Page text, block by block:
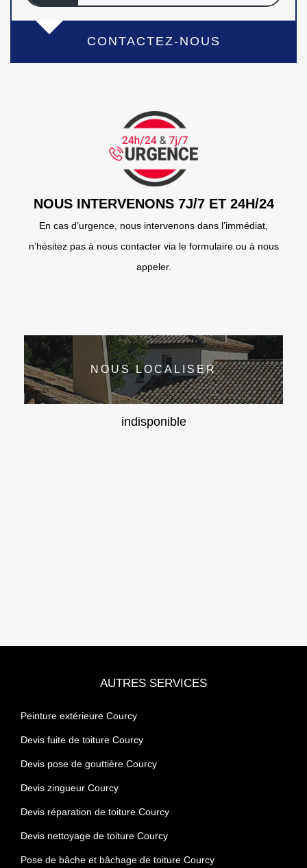
CONTACTEZ-NOUS
NOUS INTERVENONS 7J/7 ET 24H/24
En cas d’urgence, nous intervenons dans l’immédiat,
n’hésitez pas à nous contacter via le formulaire ou à nous
appeler.
NOUS LOCALISER
indisponible
AUTRES SERVICES
Peinture extérieure Courcy
Devis fuite de toiture Courcy
Devis pose de gouttière Courcy
Devis zingueur Courcy
Devis réparation de toiture Courcy
Devis nettoyage de toiture Courcy
Pose de bâche et bâchage de toiture Courcy